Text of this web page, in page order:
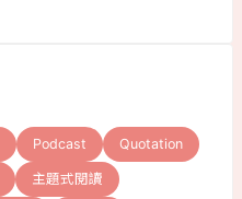
Podcast Quotation
主題式閱讀